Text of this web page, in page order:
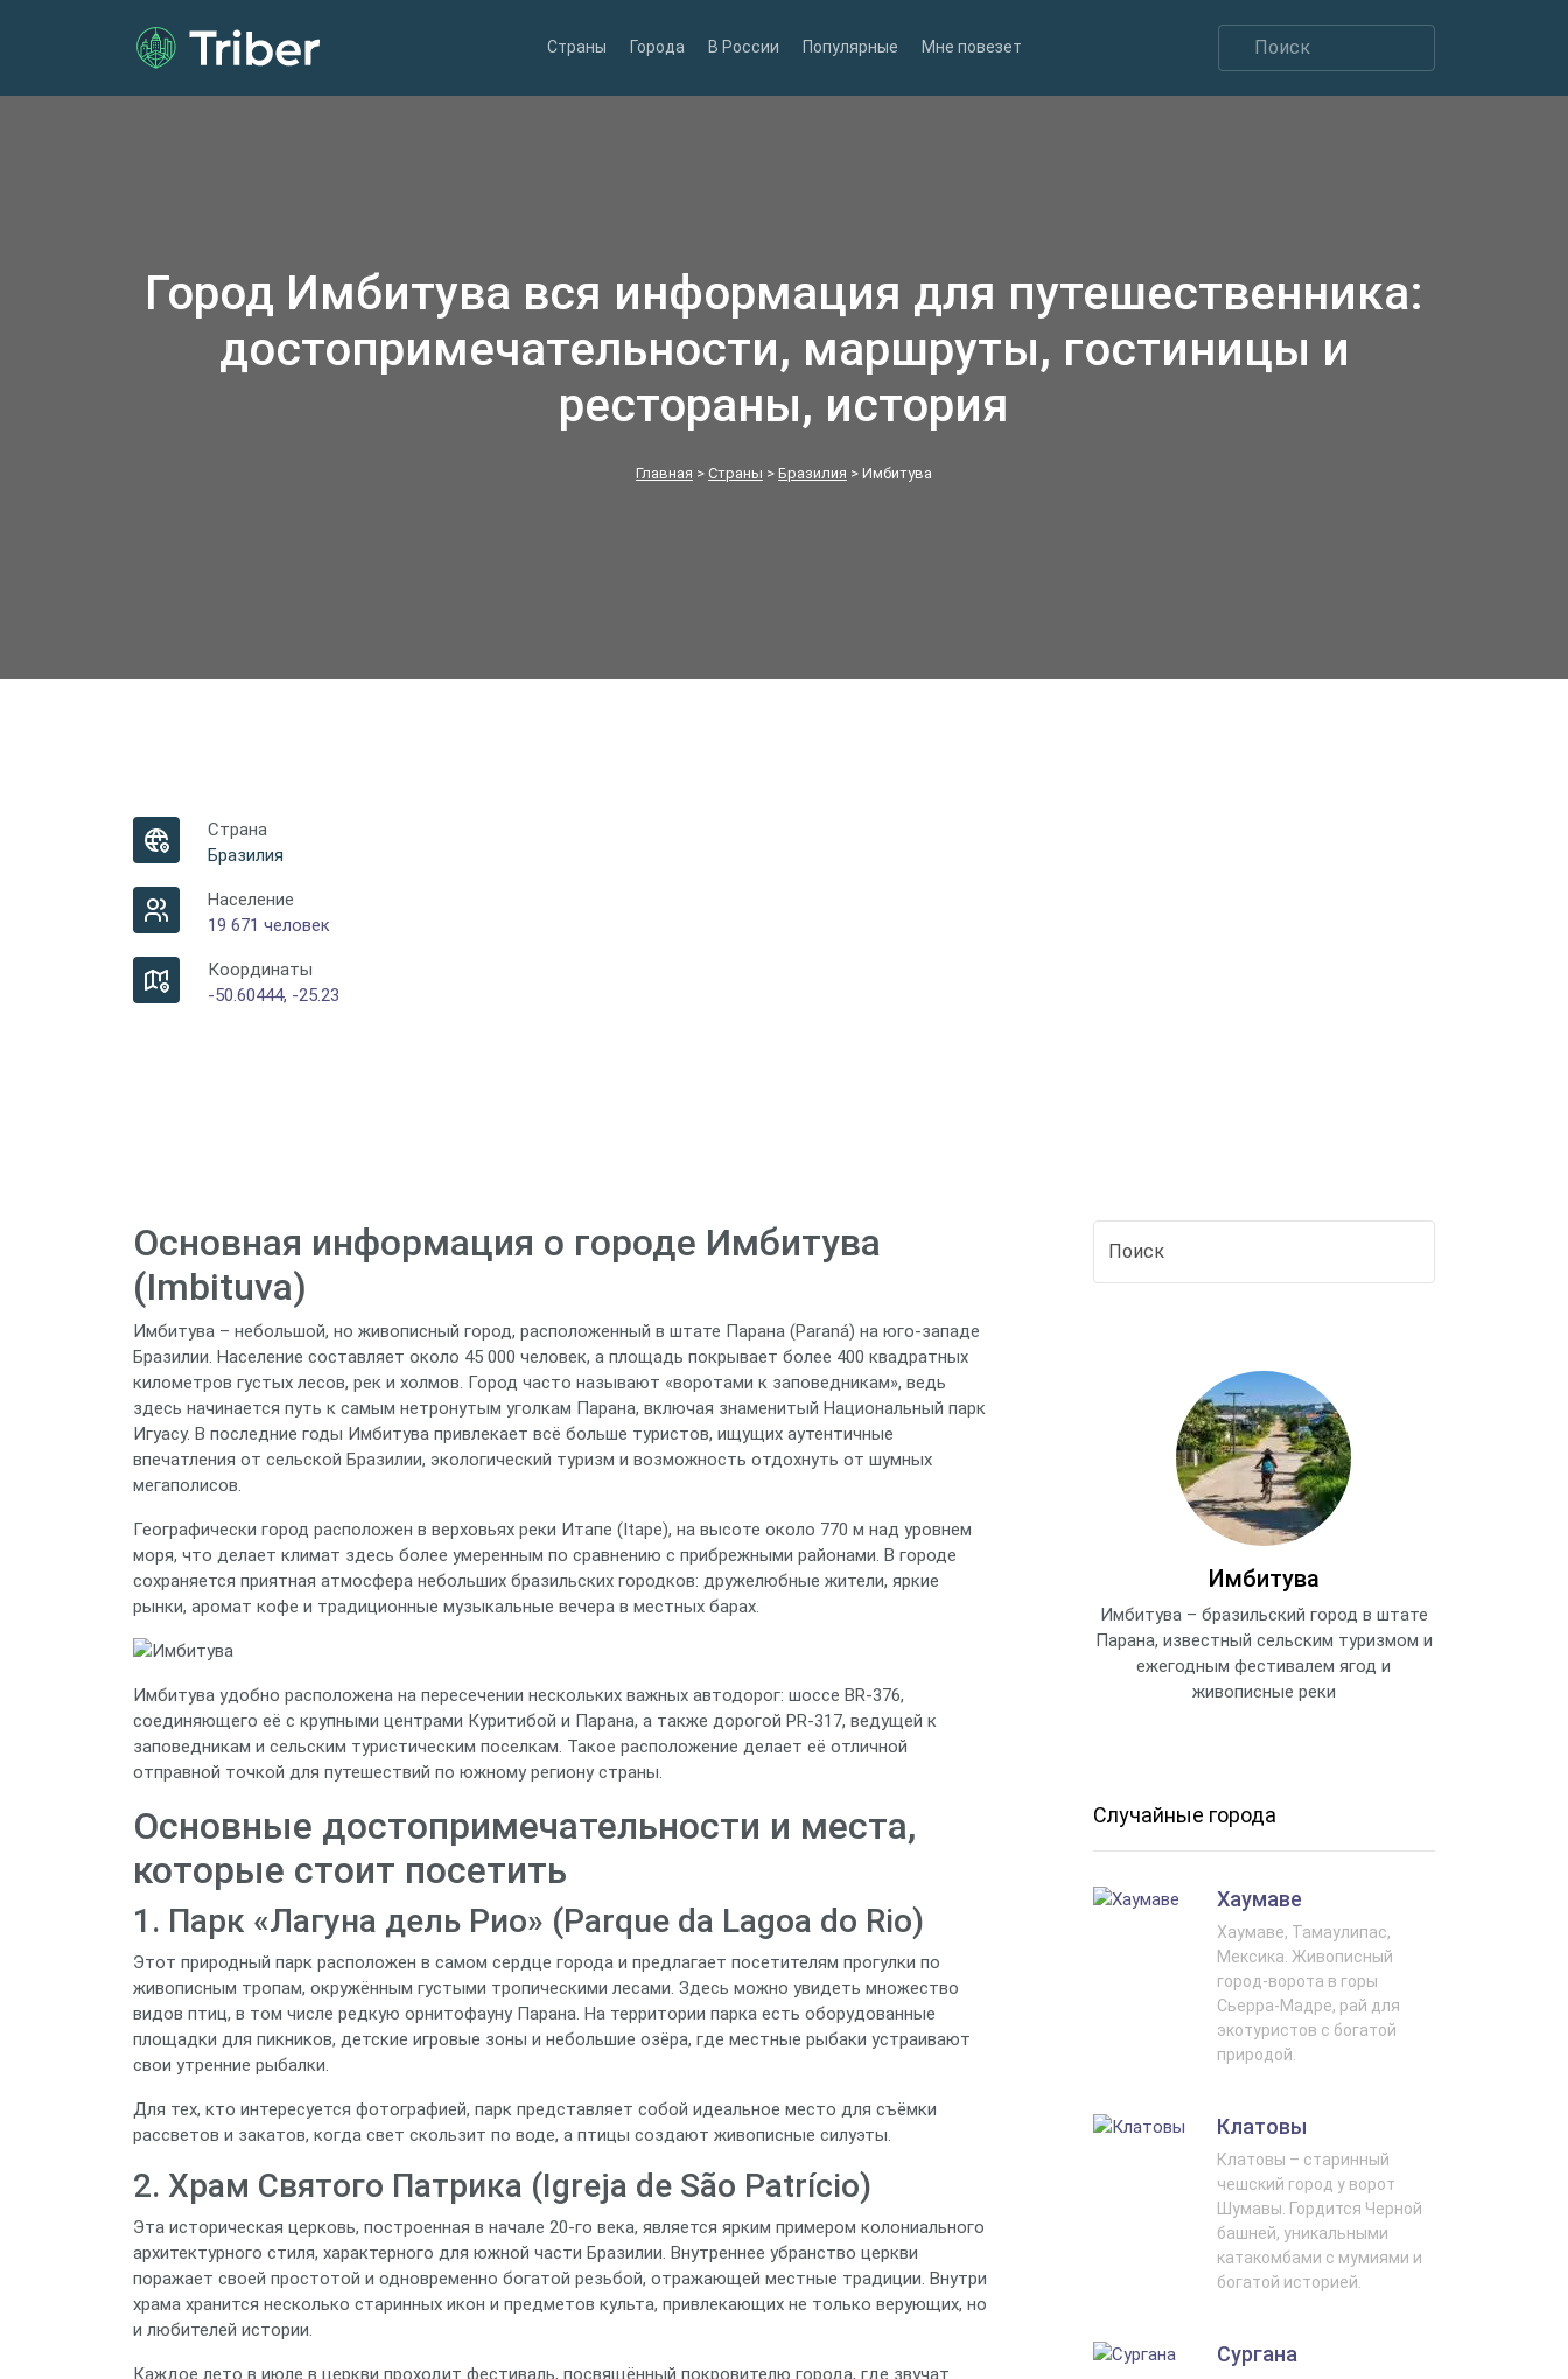
Страны Города В России Популярные Мне повезет
Город Имбитува вся информация для путешественника:
достопримечательности, маршруты, гостиницы и
рестораны, история
Главная > Страны > Бразилия > Имбитува
Страна
Бразилия
Население
19 671 человек
Координаты
-50.60444, -25.23
Основная информация о городе Имбитува
(Imbituva)
Имбитува – небольшой, но живописный город, расположенный в штате Парана (Paraná) на юго-западе
Бразилии. Население составляет около 45 000 человек, а площадь покрывает более 400 квадратных
километров густых лесов, рек и холмов. Город часто называют «воротами к заповедникам», ведь
здесь начинается путь к самым нетронутым уголкам Парана, включая знаменитый Национальный парк
Игуасу. В последние годы Имбитува привлекает всё больше туристов, ищущих аутентичные
впечатления от сельской Бразилии, экологический туризм и возможность отдохнуть от шумных
мегаполисов.
Географически город расположен в верховьях реки Итапе (Itape), на высоте около 770 м над уровнем
моря, что делает климат здесь более умеренным по сравнению с прибрежными районами. В городе
сохраняется приятная атмосфера небольших бразильских городков: дружелюбные жители, яркие
рынки, аромат кофе и традиционные музыкальные вечера в местных барах.
Имбитува удобно расположена на пересечении нескольких важных автодорог: шоссе BR‑376,
соединяющего её с крупными центрами Куритибой и Парана, а также дорогой PR‑317, ведущей к
заповедникам и сельским туристическим поселкам. Такое расположение делает её отличной
отправной точкой для путешествий по южному региону страны.
Основные достопримечательности и места,
которые стоит посетить
1. Парк «Лагуна дель Рио» (Parque da Lagoa do Rio)
Этот природный парк расположен в самом сердце города и предлагает посетителям прогулки по
живописным тропам, окружённым густыми тропическими лесами. Здесь можно увидеть множество
видов птиц, в том числе редкую орнитофауну Парана. На территории парка есть оборудованные
площадки для пикников, детские игровые зоны и небольшие озёра, где местные рыбаки устраивают
свои утренние рыбалки.
Для тех, кто интересуется фотографией, парк представляет собой идеальное место для съёмки
рассветов и закатов, когда свет скользит по воде, а птицы создают живописные силуэты.
2. Храм Святого Патрика (Igreja de São Patrício)
Эта историческая церковь, построенная в начале 20‑го века, является ярким примером колониального
архитектурного стиля, характерного для южной части Бразилии. Внутреннее убранство церкви
поражает своей простотой и одновременно богатой резьбой, отражающей местные традиции. Внутри
храма хранится несколько старинных икон и предметов культа, привлекающих не только верующих, но
и любителей истории.
Каждое лето в июле в церкви проходит фестиваль, посвящённый покровителю города, где звучат
Имбитува
Имбитува – бразильский город в штате
Парана, известный сельским туризмом и
ежегодным фестивалем ягод и
живописные реки
Случайные города
Хаумаве
Хаумаве, Тамаулипас,
Мексика. Живописный
город-ворота в горы
Сьерра-Мадре, рай для
экотуристов с богатой
природой.
Клатовы
Клатовы – старинный
чешский город у ворот
Шумавы. Гордится Черной
башней, уникальными
катакомбами с мумиями и
богатой историей.
Сургана